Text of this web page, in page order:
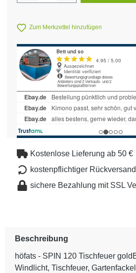
Zum Merkzettel hinzufügen
Kostenlose Lieferung ab 50 €
kostenpflichtiger Rückversand
sichere Bezahlung mit SSL
Beschreibung
höfats - SPIN 120 Tischfeuer
Windlicht, Tischfeuer,